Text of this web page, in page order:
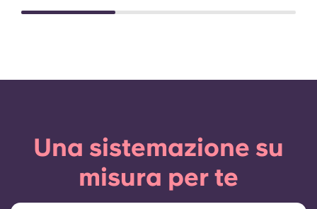
Una sistemazione su
misura per te